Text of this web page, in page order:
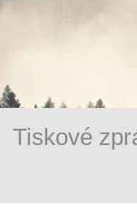
Tiskové